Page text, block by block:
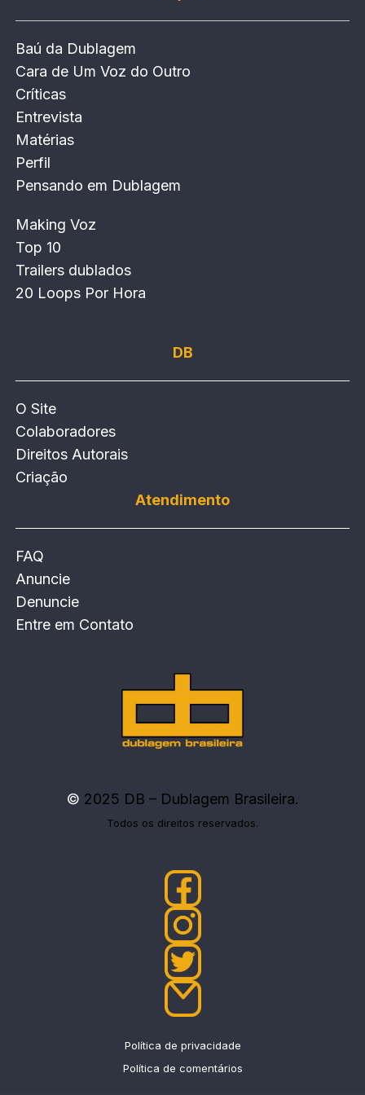
Baú da Dublagem
Cara de Um Voz do Outro
Críticas
Entrevista
Matérias
Perfil
Pensando em Dublagem
Making Voz
Top 10
Trailers dublados
20 Loops Por Hora
DB
O Site
Colaboradores
Direitos Autorais
Criação
Atendimento
FAQ
Anuncie
Denuncie
Entre em Contato
© 2025 DB – Dublagem Brasileira.
Todos os direitos reservados.
Política de privacidade
Política de comentários